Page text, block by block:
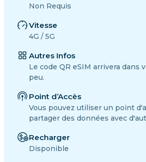
Non Requis
Vitesse
4G / 5G
Autres Infos
Le code QR eSIM arrivera dans
peu.
Point d’Accès
Vous pouvez utiliser un point
partager des données avec
Recharger
Disponible